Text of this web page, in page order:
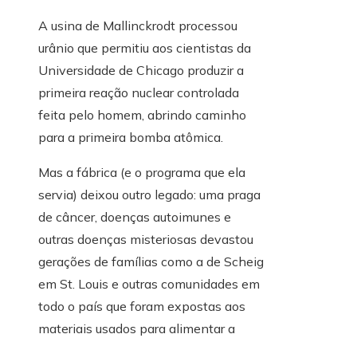
A usina de Mallinckrodt processou
urânio que permitiu aos cientistas da
Universidade de Chicago produzir a
primeira reação nuclear controlada
feita pelo homem, abrindo caminho
para a primeira bomba atômica.
Mas a fábrica (e o programa que ela
servia) deixou outro legado: uma praga
de câncer, doenças autoimunes e
outras doenças misteriosas devastou
gerações de famílias como a de Scheig
em St. Louis e outras comunidades em
todo o país que foram expostas aos
materiais usados ​​para alimentar a